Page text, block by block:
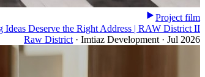
Project film
Ideas Deserve the Right Address | RAW District II
Raw District · Imtiaz Development · Jul 2026